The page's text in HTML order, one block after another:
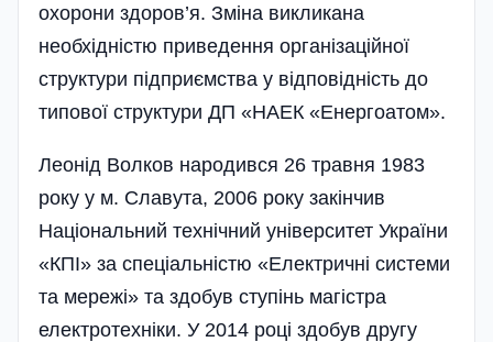
охорони здоров’я. Зміна викликана
необхідністю приведення організаційної
структури підприємства у відповідність до
типової структури ДП «НАЕК «Енергоатом».
Леонід Волков народився 26 травня 1983
року у м. Славута, 2006 року закінчив
Національний технічний університет України
«КПІ» за спеціальністю «Електричні системи
та мережі» та здобув ступінь магістра
електротехніки. У 2014 році здобув другу